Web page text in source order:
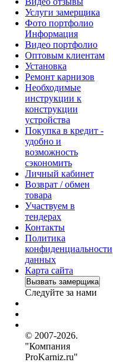
Услуги замерщика
Фото портфолио
Информация
Видео портфолио
Оптовым клиентам
Установка
Ремонт карнизов
Необходимые
инструкции к
конструкции
устройства
Покупка в кредит -
удобно и
возможность
сэкономить
Личный кабинет
Возврат / обмен
товара
Участвуем в
тендерах
Контакты
Политика
конфиденциальности
данных
Карта сайта
Вызвать замерщика
Следуйте за нами
© 2007-2026.
"Компания
ProKarniz.ru"